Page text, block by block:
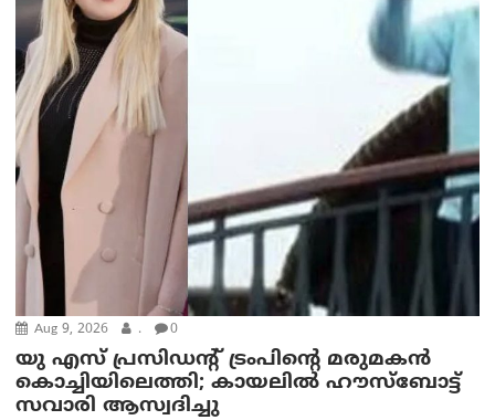
Aug 9, 2026 . 0
യു എസ് പ്രസിഡന്റ് ട്രംപിന്റെ മരുമകൻ
കൊച്ചിയിലെത്തി; കായലിൽ ഹൗസ്ബോട്ട്
സവാരി ആസ്വദിച്ചു